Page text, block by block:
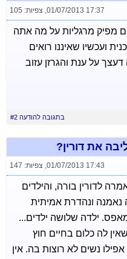
01/07/2013 17:37
, צפיות: 105
מפיק מרגליות על מה אתה
ועכשיו שאיננו רואים
על ענת והגרזן עזוב
בתגובה להודעה #2
את דורין?
01/07/2013 17:43
, צפיות: 147
לדורין בורה, והילדים
נאמנה ונהדרת אמיתית
ילדה שלושה ילדים...
לה כלום בחיים חוץ
נשים והיא לבד בגיל 40 כי אפילו נשים לא רוצות בה. אין